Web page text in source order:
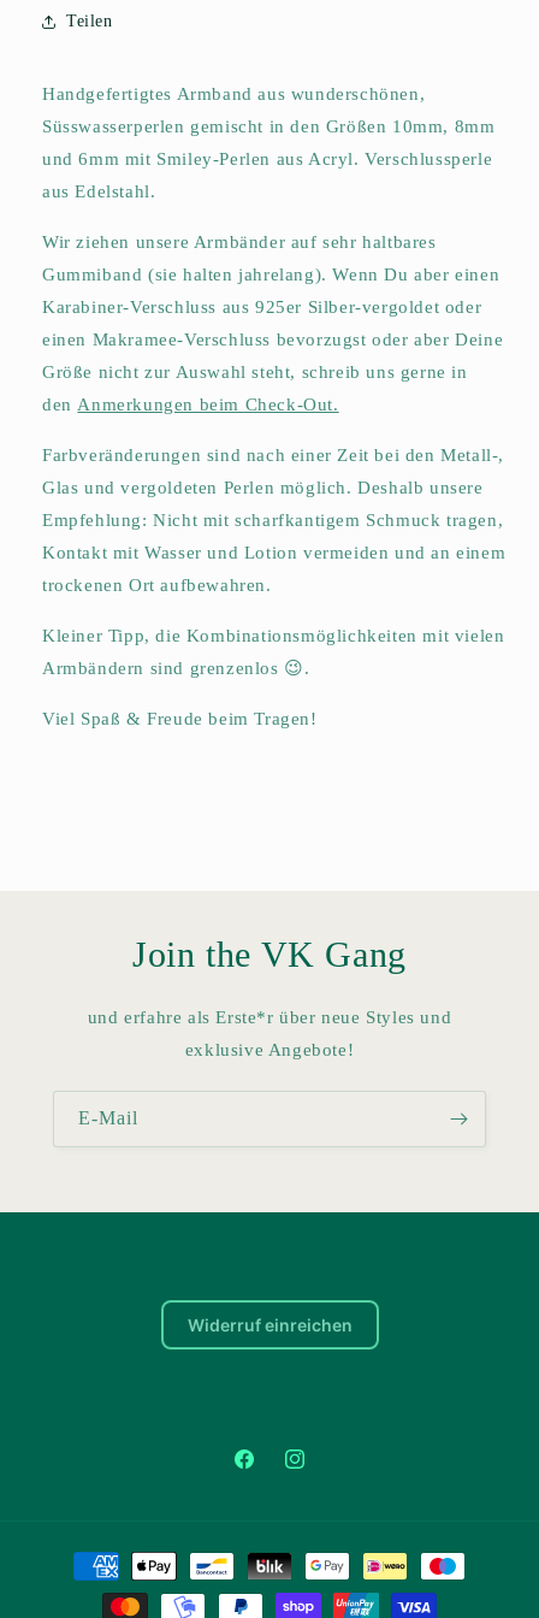
Teilen
Handgefertigtes Armband aus wunderschönen,
Süsswasserperlen gemischt in den Größen 10mm, 8mm
und 6mm mit Smiley-Perlen aus Acryl. Verschlussperle
aus Edelstahl.
Wir ziehen unsere Armbänder auf sehr haltbares
Gummiband (sie halten jahrelang). Wenn Du aber einen
Karabiner-Verschluss aus 925er Silber-vergoldet oder
einen Makramee-Verschluss bevorzugst oder aber Deine
Größe nicht zur Auswahl steht, schreib uns gerne in
den Anmerkungen beim Check-Out.
Farbveränderungen sind nach einer Zeit bei den Metall-,
Glas und vergoldeten Perlen möglich. Deshalb unsere
Empfehlung: Nicht mit scharfkantigem Schmuck tragen,
Kontakt mit Wasser und Lotion vermeiden und an einem
trockenen Ort aufbewahren.
Kleiner Tipp, die Kombinationsmöglichkeiten mit vielen
Armbändern sind grenzenlos 😉.
Viel Spaß & Freude beim Tragen!
Join the VK Gang
und erfahre als Erste*r über neue Styles und
exklusive Angebote!
E-Mail
Widerruf einreichen
FacebookInstagram
Zahlungsmethoden